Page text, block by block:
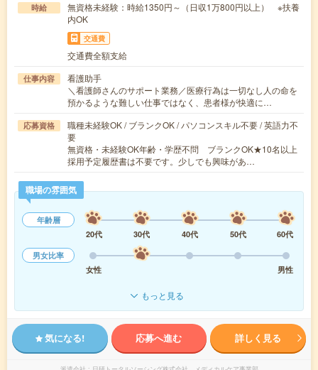
時給
無資格未経験：時給1350円～（日収1万800円以上） ※扶養
内OK
交通費
交通費全額支給
仕事内容
看護助手
＼看護師さんのサポート業務／医療行為は一切なし人の命を
預かるような難しい仕事ではなく、患者様が快適に…
応募資格
職種未経験OK / ブランクOK / パソコンスキル不要 / 英語力不
要
無資格・未経験OK年齢・学歴不問 ブランクOK★10名以上
採用予定履歴書は不要です。少しでも興味があ…
職場の雰囲気
年齢層
20代
30代 40代 50代
60代
男女比率
女性
男性
もっと見る
気になる! 応募へ進む 詳しく見る